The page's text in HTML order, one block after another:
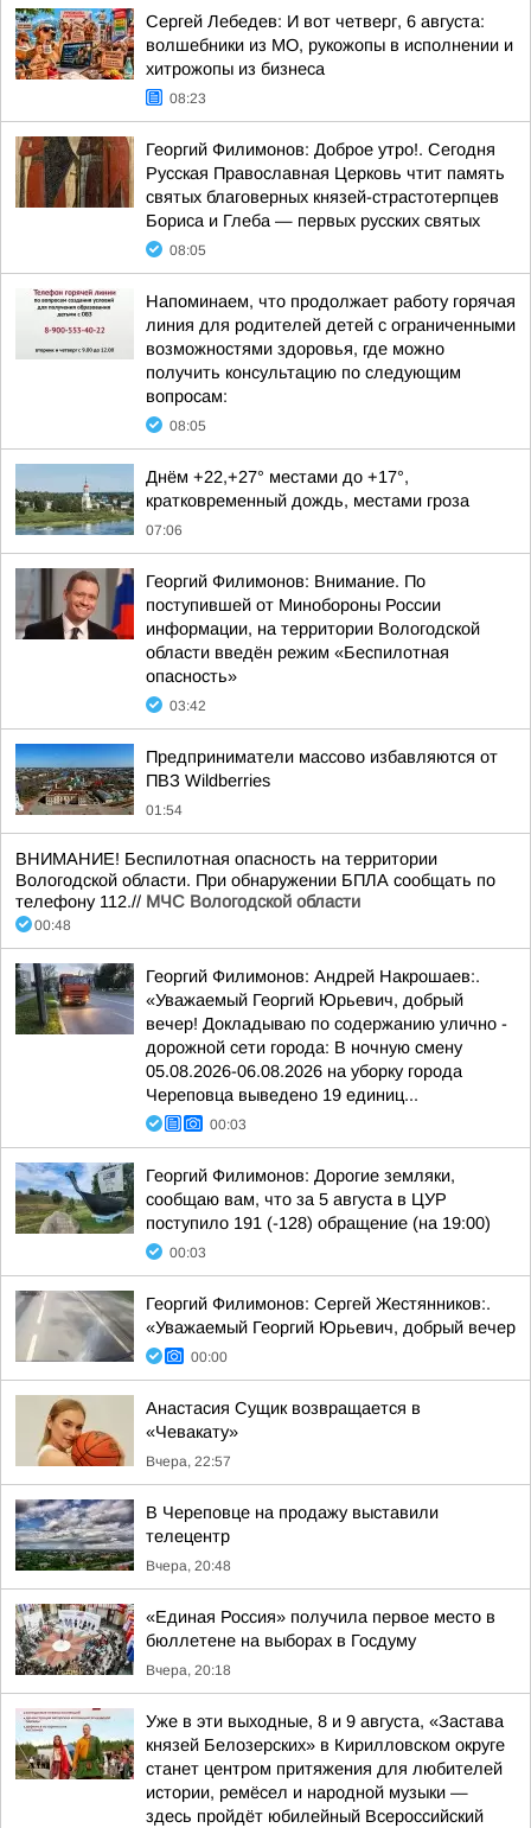
Сергей Лебедев: И вот четверг, 6 августа:
волшебники из МО, рукожопы в исполнении и
хитрожопы из бизнеса
08:23
Георгий Филимонов: Доброе утро!. Сегодня
Русская Православная Церковь чтит память
святых благоверных князей-страстотерпцев
Бориса и Глеба — первых русских святых
08:05
Напоминаем, что продолжает работу горячая
линия для родителей детей с ограниченными
возможностями здоровья, где можно
получить консультацию по следующим
вопросам:
08:05
Днём +22,+27° местами до +17°,
кратковременный дождь, местами гроза
07:06
Георгий Филимонов: Внимание. По
поступившей от Минобороны России
информации, на территории Вологодской
области введён режим «Беспилотная
опасность»
03:42
Предприниматели массово избавляются от
ПВЗ Wildberries
01:54
ВНИМАНИЕ! Беспилотная опасность на территории
Вологодской области. При обнаружении БПЛА сообщать по
телефону 112.// МЧС Вологодской области
00:48
Георгий Филимонов: Андрей Накрошаев:.
«Уважаемый Георгий Юрьевич, добрый
вечер! Докладываю по содержанию улично -
дорожной сети города: В ночную смену
05.08.2026-06.08.2026 на уборку города
Череповца выведено 19 единиц...
00:03
Георгий Филимонов: Дорогие земляки,
сообщаю вам, что за 5 августа в ЦУР
поступило 191 (-128) обращение (на 19:00)
00:03
Георгий Филимонов: Сергей Жестянников:.
«Уважаемый Георгий Юрьевич, добрый вечер
00:00
Анастасия Сущик возвращается в
«Чевакату»
Вчера, 22:57
В Череповце на продажу выставили
телецентр
Вчера, 20:48
«Единая Россия» получила первое место в
бюллетене на выборах в Госдуму
Вчера, 20:18
Уже в эти выходные, 8 и 9 августа, «Застава
князей Белозерских» в Кирилловском округе
станет центром притяжения для любителей
истории, ремёсел и народной музыки —
здесь пройдёт юбилейный Всероссийский